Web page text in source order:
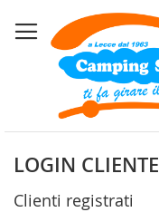
al
contenuto
LOGIN CLIENTE
Clienti registrati